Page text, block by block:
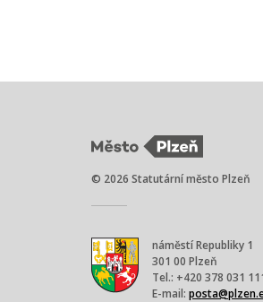
© 2026 Statutární město Plzeň
náměstí Republiky 1
301 00 Plzeň
Tel.: +420 378 031
E-mail: